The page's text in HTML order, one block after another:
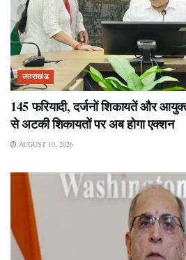
उत्तराखंड
145 फरियादी, दर्जनों शिकायतें और
से अटकी शिकायतों पर अब होगा एक्शन
AUGUST 10, 2026